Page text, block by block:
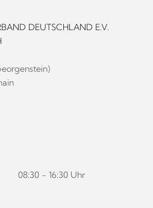
DEUTSCHLAND E.V.
08:30 - 16:30 Uhr